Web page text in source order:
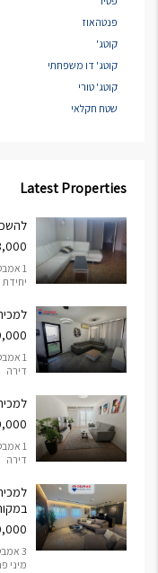
פנטהאוז
קוטג'
קוטג' דו משפחתי
קוטג' טורי
שטח חקלאי
Latest Properties
1 אמבטיה •
יחידת
1 אמבטיה •
דירה
1 אמבטיה •
דירה
3 אמבטיות •
מיני